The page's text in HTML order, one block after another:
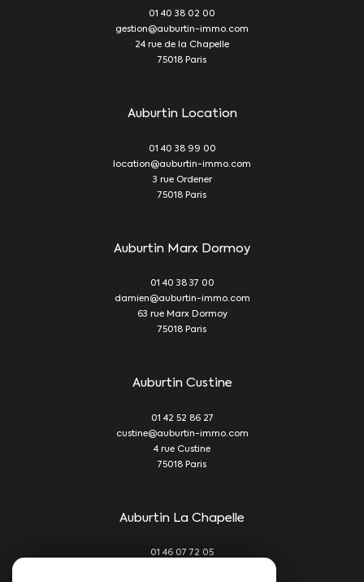
01 40 38 02 00
gestion@auburtin-immo.com
24 rue de la Chapelle
75018
Paris
Auburtin Location
01 40 38 99 00
location@auburtin-immo.com
3 rue Ordener
75018
Paris
Auburtin Marx Dormoy
01 40 38 37 00
damien@auburtin-immo.com
63 rue Marx Dormoy
75018
Paris
Auburtin Custine
01 42 52 86 27
custine@auburtin-immo.com
4 rue Custine
75018
Paris
Auburtin La Chapelle
01 46 07 72 05